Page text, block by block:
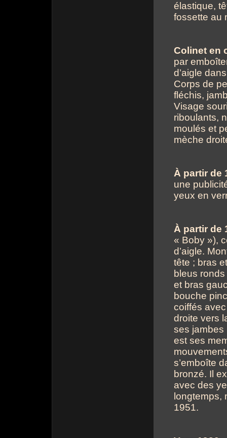
élastique,
fossette au
Colinet en
par
d’aigle
Corps de
fléchis,
Visage
riboulants,
moulés et
mèche
À partir de
une
yeux en
À partir de
« Boby »),
d’aigle.
tête ; bras
bleus
et bras
bouche
coiffés
droite vers
ses jambes
est ses
s’emboîte
bronzé. Il
avec des
longtemps,
1951.